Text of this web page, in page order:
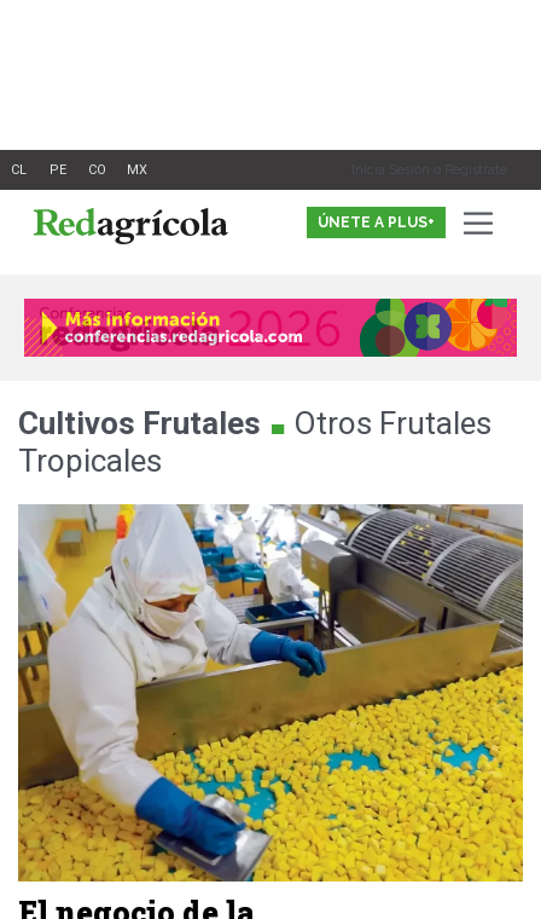
Inicia Sesión o Registrate
ÚNETE A PLUS+
Cultivos Frutales . Otros Frutales
Tropicales